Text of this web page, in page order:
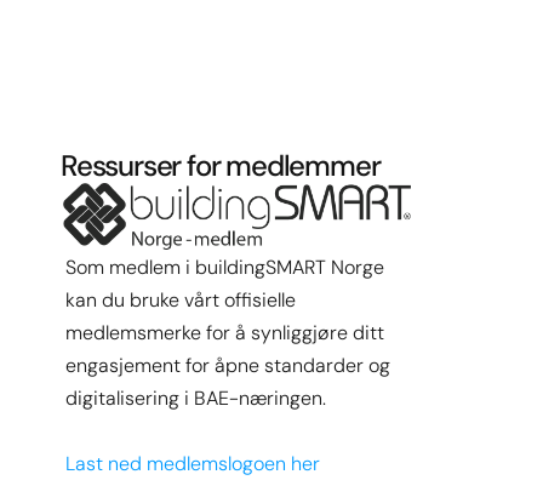
Ressurser for medlemmer
Som medlem i buildingSMART Norge
kan du bruke vårt offisielle
medlemsmerke for å synliggjøre ditt
engasjement for åpne standarder og
digitalisering i BAE-næringen.
Last ned medlemslogoen her